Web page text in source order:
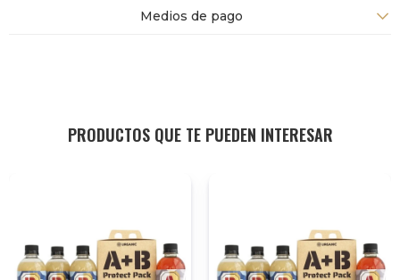
Medios de pago
PRODUCTOS QUE TE PUEDEN INTERESAR